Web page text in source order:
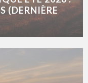
(DERNIÈRE